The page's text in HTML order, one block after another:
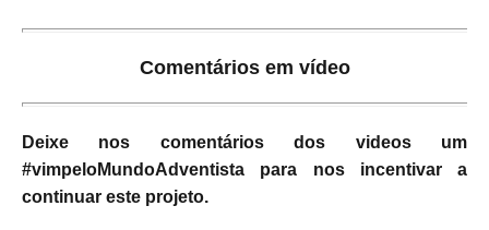
Comentários em vídeo
Deixe nos comentários dos videos um
#vimpeloMundoAdventista para nos incentivar a
continuar este projeto.